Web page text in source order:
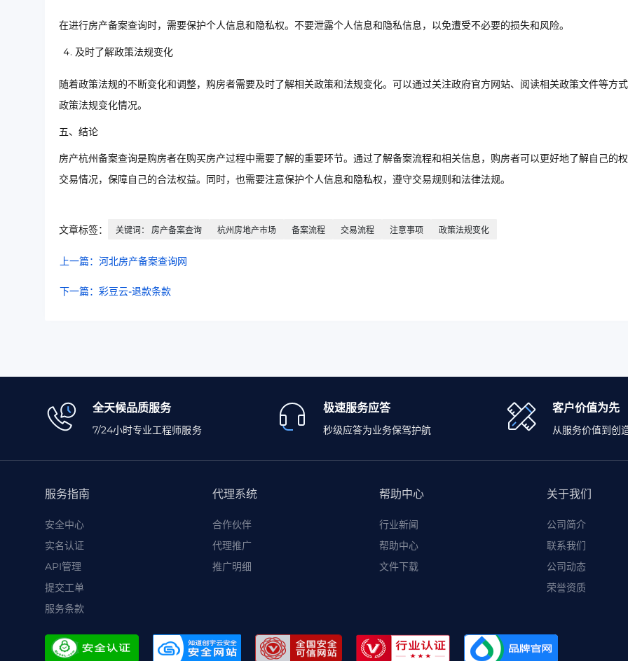
在进行房产备案查询时，需要保护个人信息和隐私权。不要泄露个人信息和隐私信息，以免遭受不必要的损失和风险。
及时了解政策法规变化
随着政策法规的不断变化和调整，购房者需要及时了解相关政策和法规变化。可以通过关注政府官方网站、阅读相关政策文件等方
政策法规变化情况。
五、结论
房产杭州备案查询是购房者在购买房产过程中需要了解的重要环节。通过了解备案流程和相关信息，购房者可以更好地了解自己的
交易情况，保障自己的合法权益。同时，也需要注意保护个人信息和隐私权，遵守交易规则和法律法规。
文章标签： 关键词： 房产备案查询 杭州房地产市场 备案流程 交易流程 注意事项 政策法规变化
上一篇：河北房产备案查询网
下一篇：彩豆云-退款条款
全天候品质服务
7/24小时专业工程师服务
极速服务应答
秒级应答为业务保驾护航
客户价值为先
从服务价值到创
服务指南
安全中心
实名认证
API管理
提交工单
服务条款
代理系统
合作伙伴
代理推广
推广明细
帮助中心
行业新闻
帮助中心
文件下载
关于我们
公司简介
联系我们
公司动态
荣誉资质